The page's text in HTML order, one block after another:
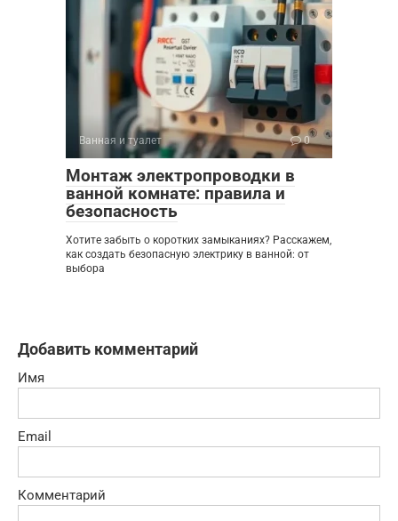
Ванная и туалет 0
Монтаж электропроводки в
ванной комнате: правила и
безопасность
Хотите забыть о коротких замыканиях? Расскажем,
как создать безопасную электрику в ванной: от
выбора
Добавить комментарий
Имя
Email
Комментарий